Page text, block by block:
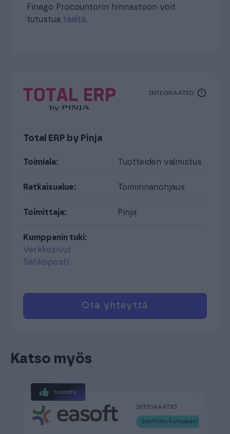
Finago Procountorin hinnastoon voit
tutustua täältä.
INTEGRAATIO
Total ERP by Pinja
Toimiala: Tuotteiden valmistus
Ratkaisualue: Toiminnanohjaus
Toimittaja: Pinja
Kumppanin tuki:
Verkkosivut
Sähköposti
Ota yhteyttä
Katso myös
Suosittu
INTEGRAATIO
Sertifioitu kumppani